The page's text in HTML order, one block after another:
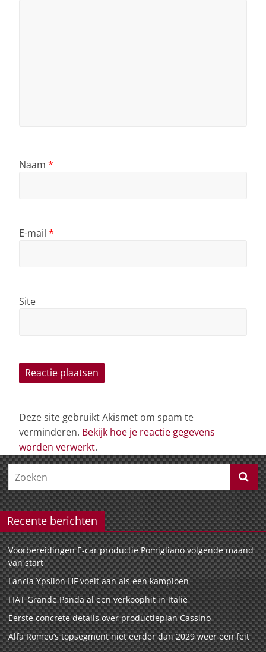
Naam *
E-mail *
Site
Deze site gebruikt Akismet om spam te
verminderen. Bekijk hoe je reactie gegevens
worden verwerkt.
Recente berichten
Voorbereidingen E-car productie Pomigliano volgende maand
van start
Lancia Ypsilon HF voelt aan als een kampioen
FIAT Grande Panda al een verkoophit in Italië
Eerste concrete details over productieplan Cassino
Alfa Romeo’s topsegment niet eerder dan 2029 weer een feit